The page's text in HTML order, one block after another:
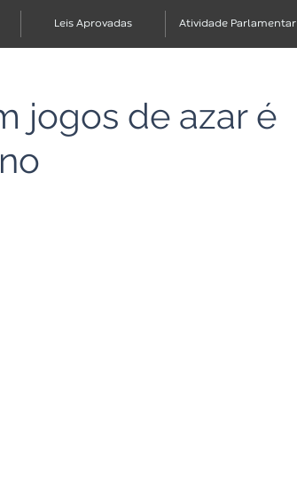
Leis Aprovadas Atividade Parlamentar
jogos de azar é